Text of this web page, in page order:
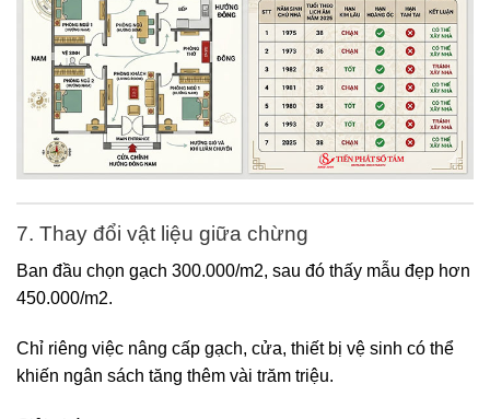
7. Thay đổi vật liệu giữa chừng
Ban đầu chọn gạch 300.000/m2, sau đó thấy mẫu đẹp hơn
450.000/m2.
Chỉ riêng việc nâng cấp gạch, cửa, thiết bị vệ sinh có thể
khiến ngân sách tăng thêm vài trăm triệu.